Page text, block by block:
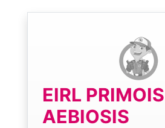
EIRL PRIMOIS
AEBIOSIS